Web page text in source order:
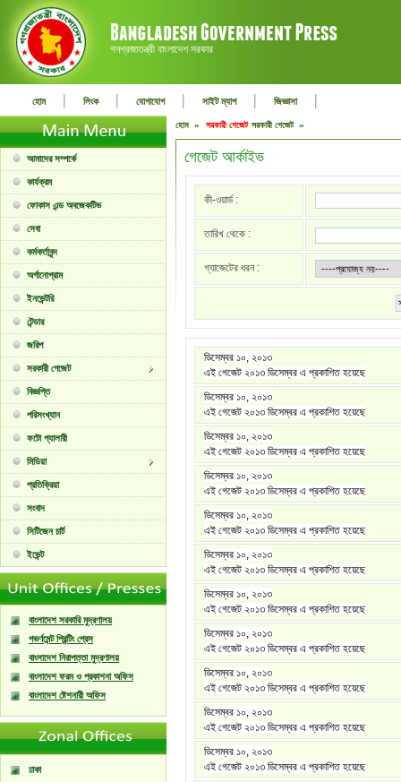
গনপ্রজাতন্ত্রী বাংলাদেশ সরকার
হোম | লিংক | যোগাযোগ | সাইট ম্যাপ | জিজ্ঞাসা |
আমাদের সম্পর্কে
কার্যক্রম
ফোকাস এন্ড অবজেকটিভ
সেবা
কর্মকর্তাবৃন্দ
অর্গানোগ্রাম
ইনভেন্টরি
টেন্ডার
জরিপ
সরকারী গেজেট
বিজ্ঞপ্তি
পরিসংখ্যান
ফটো গ্যালারী
মিডিয়া
প্রতিক্রিয়া
সংবাদ
সিটিজেন চার্ট
ইভেন্ট
বাংলাদেশ সরকারি মুদ্রণালয়
গভর্ণমেন্ট প্রিন্টিং প্রেস
বাংলাদেশ নিরাপত্তা মুদ্রণালয়
বাংলাদেশ ফরম ও প্রকাশনা অফিস
বাংলাদেশ ষ্টেশনারী অফিস
ঢাকা
হোম » সরকারী গেজেট সরকারী গেজেট »
গেজেট আর্কাইভ
কী-ওয়ার্ড :
তারিখ থেকে :
গ্যাজেটের ধরন :
ডিসেম্বর ১০, ২০১৩
এই গেজেট ২০১৩ ডিসেম্বর এ প্রকাশিত হয়েছে
ডিসেম্বর ১০, ২০১৩
এই গেজেট ২০১৩ ডিসেম্বর এ প্রকাশিত হয়েছে
ডিসেম্বর ১০, ২০১৩
এই গেজেট ২০১৩ ডিসেম্বর এ প্রকাশিত হয়েছে
ডিসেম্বর ১০, ২০১৩
এই গেজেট ২০১৩ ডিসেম্বর এ প্রকাশিত হয়েছে
ডিসেম্বর ১০, ২০১৩
এই গেজেট ২০১৩ ডিসেম্বর এ প্রকাশিত হয়েছে
ডিসেম্বর ১০, ২০১৩
এই গেজেট ২০১৩ ডিসেম্বর এ প্রকাশিত হয়েছে
ডিসেম্বর ১০, ২০১৩
এই গেজেট ২০১৩ ডিসেম্বর এ প্রকাশিত হয়েছে
ডিসেম্বর ১০, ২০১৩
এই গেজেট ২০১৩ ডিসেম্বর এ প্রকাশিত হয়েছে
ডিসেম্বর ১০, ২০১৩
এই গেজেট ২০১৩ ডিসেম্বর এ প্রকাশিত হয়েছে
ডিসেম্বর ১০, ২০১৩
এই গেজেট ২০১৩ ডিসেম্বর এ প্রকাশিত হয়েছে
ডিসেম্বর ১০, ২০১৩
এই গেজেট ২০১৩ ডিসেম্বর এ প্রকাশিত হয়েছে